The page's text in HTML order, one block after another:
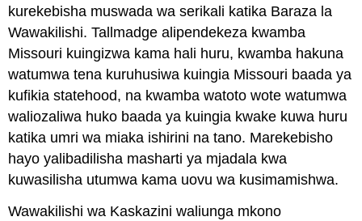
kurekebisha muswada wa serikali katika Baraza la
Wawakilishi. Tallmadge alipendekeza kwamba
Missouri kuingizwa kama hali huru, kwamba hakuna
watumwa tena kuruhusiwa kuingia Missouri baada ya
kufikia statehood, na kwamba watoto wote watumwa
waliozaliwa huko baada ya kuingia kwake kuwa huru
katika umri wa miaka ishirini na tano. Marekebisho
hayo yalibadilisha masharti ya mjadala kwa
kuwasilisha utumwa kama uovu wa kusimamishwa.
Wawakilishi wa Kaskazini waliunga mkono